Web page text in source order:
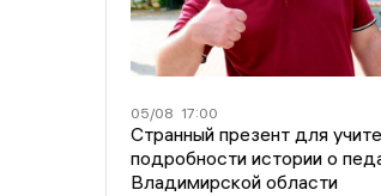
05/08 17:00
Странный презент для
подробности истории о
Владимирской области